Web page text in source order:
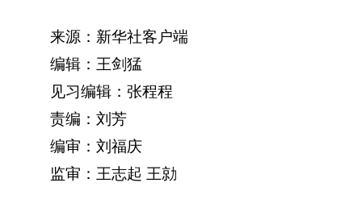
来源：新华社客户端
编辑：王剑猛
见习编辑：张程程
责编：刘芳
编审：刘福庆
监审：王志起 王勍